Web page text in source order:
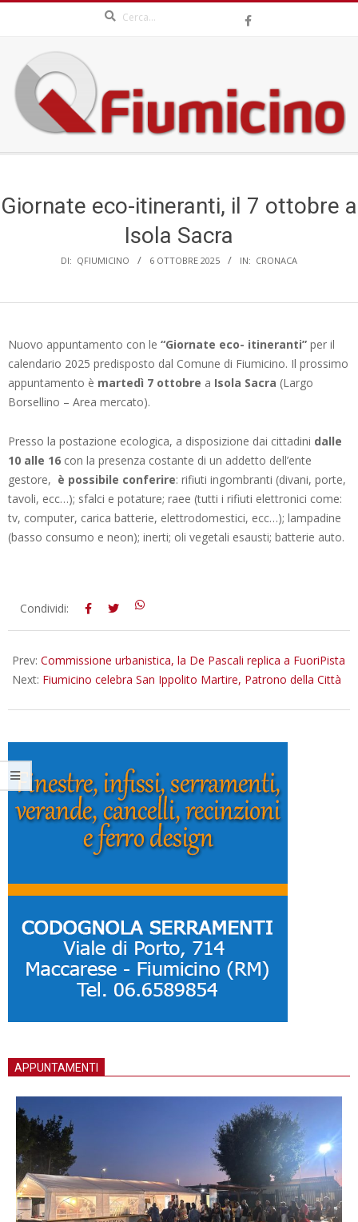
content
QFIUMICINO.COM
Menu
Giornate eco-itineranti, il 7 ottobre a
Isola Sacra
DI: QFIUMICINO 6 OTTOBRE 2025 IN: CRONACA
Nuovo appuntamento con le “Giornate eco- itineranti” per il
calendario 2025 predisposto dal Comune di Fiumicino. Il prossimo
appuntamento è martedì 7 ottobre a Isola Sacra (Largo
Borsellino – Area mercato).
Presso la postazione ecologica, a disposizione dai cittadini dalle
10 alle 16 con la presenza costante di un addetto dell’ente
gestore, è possibile conferire: rifiuti ingombranti (divani, porte,
tavoli, ecc…); sfalci e potature; raee (tutti i rifiuti elettronici come:
tv, computer, carica batterie, elettrodomestici, ecc…); lampadine
(basso consumo e neon); inerti; oli vegetali esausti; batterie auto.
2025-
Condividi:
Prev: Commissione urbanistica, la De Pascali replica a FuoriPista
Next: Fiumicino celebra San Ippolito Martire, Patrono della Città
APPUNTAMENTI